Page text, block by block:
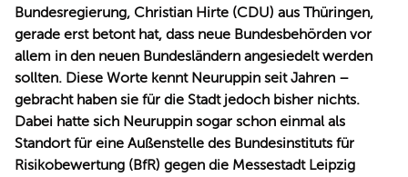
Bundesregierung, Christian Hirte (CDU) aus Thüringen,
gerade erst betont hat, dass neue Bundesbehörden vor
allem in den neuen Bundesländern angesiedelt werden
sollten. Diese Worte kennt Neuruppin seit Jahren –
gebracht haben sie für die Stadt jedoch bisher nichts.
Dabei hatte sich Neuruppin sogar schon einmal als
Standort für eine Außenstelle des Bundesinstituts für
Risikobewertung (BfR) gegen die Messestadt Leipzig